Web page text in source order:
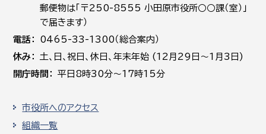
郵便物は「〒250-8555 小田原市役所○○課（室）」
で届きます）
電話
0465-33-1300（総合案内）
休み
土､日､祝日、休日、年末年始 (12月29日～1月3日)
開庁時間
平日8時30分～17時15分
市役所へのアクセス
組織一覧